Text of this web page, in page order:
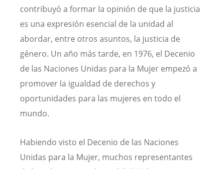
contribuyó a formar la opinión de que la justicia
es una expresión esencial de la unidad al
abordar, entre otros asuntos, la justicia de
género. Un año más tarde, en 1976, el Decenio
de las Naciones Unidas para la Mujer empezó a
promover la igualdad de derechos y
oportunidades para las mujeres en todo el
mundo.
Habiendo visto el Decenio de las Naciones
Unidas para la Mujer, muchos representantes